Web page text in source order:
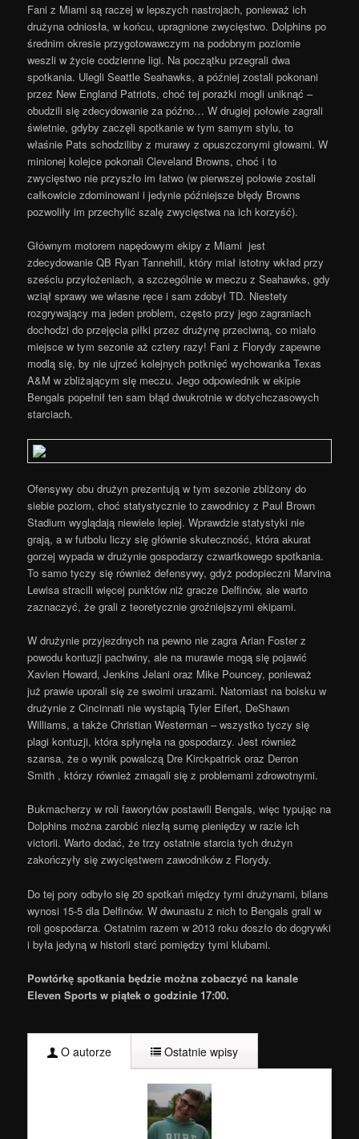
Fani z Miami są raczej w lepszych nastrojach, ponieważ ich
drużyna odniosła, w końcu, upragnione zwycięstwo. Dolphins po
średnim okresie przygotowawczym na podobnym poziomie
weszli w życie codzienne ligi. Na początku przegrali dwa
spotkania. Ulegli Seattle Seahawks, a później zostali pokonani
przez New England Patriots, choć tej porażki mogli uniknąć –
obudzili się zdecydowanie za późno… W drugiej połowie zagrali
świetnie, gdyby zaczęli spotkanie w tym samym stylu, to
właśnie Pats schodziliby z murawy z opuszczonymi głowami. W
minionej kolejce pokonali Cleveland Browns, choć i to
zwycięstwo nie przyszło im łatwo (w pierwszej połowie zostali
całkowicie zdominowani i jedynie późniejsze błędy Browns
pozwoliły im przechylić szalę zwycięstwa na ich korzyść).
Głównym motorem napędowym ekipy z Miami jest
zdecydowanie QB Ryan Tannehill, który miał istotny wkład przy
sześciu przyłożeniach, a szczególnie w meczu z Seahawks, gdy
wziął sprawy we własne ręce i sam zdobył TD. Niestety
rozgrywający ma jeden problem, często przy jego zagraniach
dochodzi do przejęcia piłki przez drużynę przeciwną, co miało
miejsce w tym sezonie aż cztery razy! Fani z Florydy zapewne
modlą się, by nie ujrzeć kolejnych potknięć wychowanka Texas
A&M w zbliżającym się meczu. Jego odpowiednik w ekipie
Bengals popełnił ten sam błąd dwukrotnie w dotychczasowych
starciach.
Ofensywy obu drużyn prezentują w tym sezonie zbliżony do
siebie poziom, choć statystycznie to zawodnicy z Paul Brown
Stadium wyglądają niewiele lepiej. Wprawdzie statystyki nie
grają, a w futbolu liczy się głównie skuteczność, która akurat
gorzej wypada w drużynie gospodarzy czwartkowego spotkania.
To samo tyczy się również defensywy, gdyż podopieczni Marvina
Lewisa stracili więcej punktów niż gracze Delfinów, ale warto
zaznaczyć, że grali z teoretycznie groźniejszymi ekipami.
W drużynie przyjezdnych na pewno nie zagra Arian Foster z
powodu kontuzji pachwiny, ale na murawie mogą się pojawić
Xavien Howard, Jenkins Jelani oraz Mike Pouncey, ponieważ
już prawie uporali się ze swoimi urazami. Natomiast na boisku w
drużynie z Cincinnati nie wystąpią Tyler Eifert, DeShawn
Williams, a także Christian Westerman – wszystko tyczy się
plagi kontuzji, która spłynęła na gospodarzy. Jest również
szansa, że o wynik powalczą Dre Kirckpatrick oraz Derron
Smith , którzy również zmagali się z problemami zdrowotnymi.
Bukmacherzy w roli faworytów postawili Bengals, więc typując na
Dolphins można zarobić niezłą sumę pieniędzy w razie ich
victorii. Warto dodać, że trzy ostatnie starcia tych drużyn
zakończyły się zwycięstwem zawodników z Florydy.
Do tej pory odbyło się 20 spotkań między tymi drużynami, bilans
wynosi 15-5 dla Delfinów. W dwunastu z nich to Bengals grali w
roli gospodarza. Ostatnim razem w 2013 roku doszło do dogrywki
i była jedyną w historii starć pomiędzy tymi klubami.
Powtórkę spotkania będzie można zobaczyć na kanale
Eleven Sports w piątek o godzinie 17:00.
O autorze Ostatnie wpisy